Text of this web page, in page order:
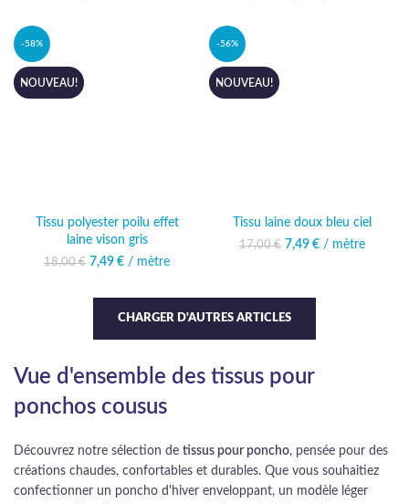
-58%
NOUVEAU!
Tissu polyester poilu effet
laine vison gris
18,00€ Le prix initial était :
7,49 € Le prix actuel
/ mètre
-56%
NOUVEAU!
Tissu laine doux bleu ciel
17,00€ Le prix initial était :
7,49 € Le prix actuel
/ mètre
CHARGER D'AUTRES ARTICLES
Vue d'ensemble des tissus pour
ponchos cousus
Découvrez notre sélection de tissus pour poncho, pensée pour des
créations chaudes, confortables et durables. Que vous souhaitiez
confectionner un poncho d'hiver enveloppant, un modèle léger